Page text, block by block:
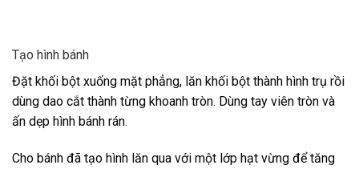
Tạo hình bánh
Đặt khối bột xuống mặt phẳng, lăn khối bột thành hình trụ rồi
dùng dao cắt thành từng khoanh tròn. Dùng tay viên tròn và
ấn dẹp hình bánh rán.
Cho bánh đã tạo hình lăn qua với một lớp hạt vừng để tăng